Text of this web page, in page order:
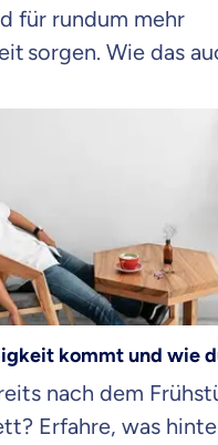
für rundum mehr
sorgen. Wie das
kommt und wie
nach dem
Erfahre, was